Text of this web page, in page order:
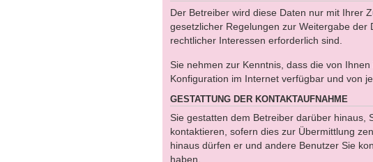
Der Betreiber wird diese Daten nur mit Ihrer
gesetzlicher Regelungen zur Weitergabe
rechtlicher Interessen erforderlich sind.
Sie nehmen zur Kenntnis, dass die von
Konfiguration im Internet verfügbar und von
GESTATTUNG DER KONTAKTAUFNAHME
Sie gestatten dem Betreiber darüber hinaus,
kontaktieren, sofern dies zur Übermittlung
hinaus dürfen er und andere Benutzer Sie
haben.